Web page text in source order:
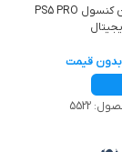
برچسب اسکين کنسول PS5 PRO
بدون قیمت
5522